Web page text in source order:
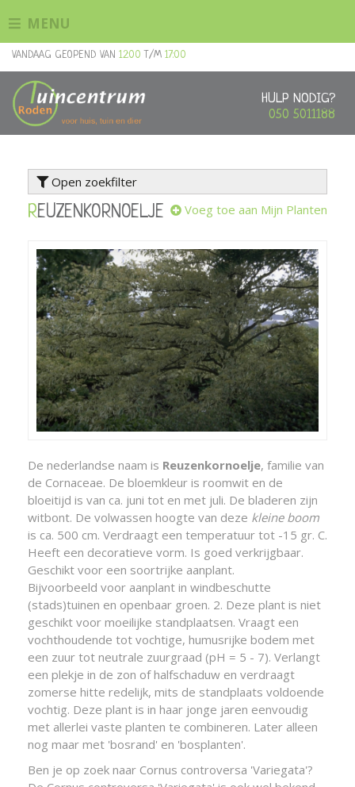
n
HULP NODIG?
050 5011188
VANDAAG GEOPEND VAN 12:00 T/M 17:00
MENU
Open zoekfilter
REUZENKORNOELJE Voeg toe aan Mijn Planten
De nederlandse naam is Reuzenkornoelje, familie van
de Cornaceae. De bloemkleur is roomwit en de
bloeitijd is van ca. juni tot en met juli. De bladeren zijn
witbont. De volwassen hoogte van deze kleine boom
is ca. 500 cm. Verdraagt een temperatuur tot -15 gr. C.
Heeft een decoratieve vorm. Is goed verkrijgbaar.
Geschikt voor een soortrijke aanplant.
Bijvoorbeeld voor aanplant in windbeschutte
(stads)tuinen en openbaar groen. 2. Deze plant is niet
geschikt voor moeilijke standplaatsen. Vraagt een
vochthoudende tot vochtige, humusrijke bodem met
een zuur tot neutrale zuurgraad (pH = 5 - 7). Verlangt
een plekje in de zon of halfschaduw en verdraagt
zomerse hitte redelijk, mits de standplaats voldoende
vochtig. Deze plant is in haar jonge jaren eenvoudig
met allerlei vaste planten te combineren. Later alleen
nog maar met 'bosrand' en 'bosplanten'.
Ben je op zoek naar Cornus controversa 'Variegata'?